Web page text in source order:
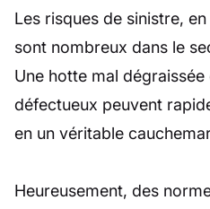
Les risques de sinistre,
sont nombreux dans le
Une hotte mal
défectueux peuvent
en un véritable
Heureusement, des